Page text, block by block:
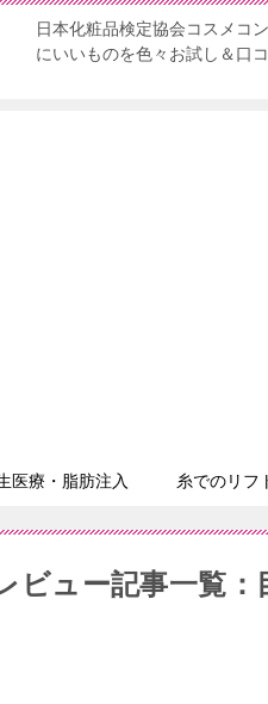
日本化粧品検定協会コスメコ
にいいものを色々お試し＆口コ
医療・脂肪注入 糸でのリフ
ビュー記事一覧：